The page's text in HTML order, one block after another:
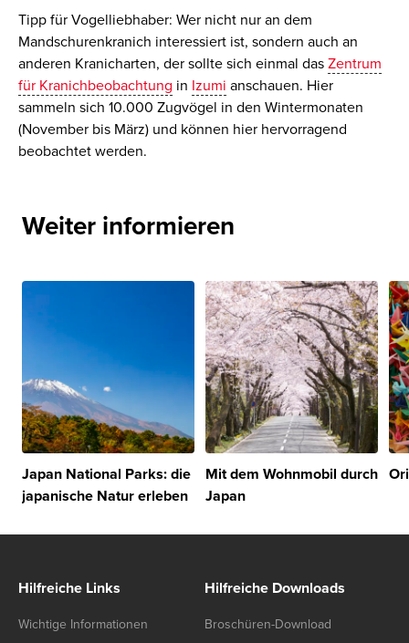
Tipp für Vogelliebhaber: Wer nicht nur an dem
Mandschurenkranich interessiert ist, sondern auch an
anderen Kranicharten, der sollte sich einmal das Zentrum
für Kranichbeobachtung in Izumi anschauen. Hier
sammeln sich 10.000 Zugvögel in den Wintermonaten
(November bis März) und können hier hervorragend
beobachtet werden.
Weiter informieren
Japan National Parks: die
japanische Natur erleben
Mit dem Wohnmobil durch
Japan
Hilfreiche Links
Wichtige Informationen
Hilfreiche Downloads
Broschüren-Download